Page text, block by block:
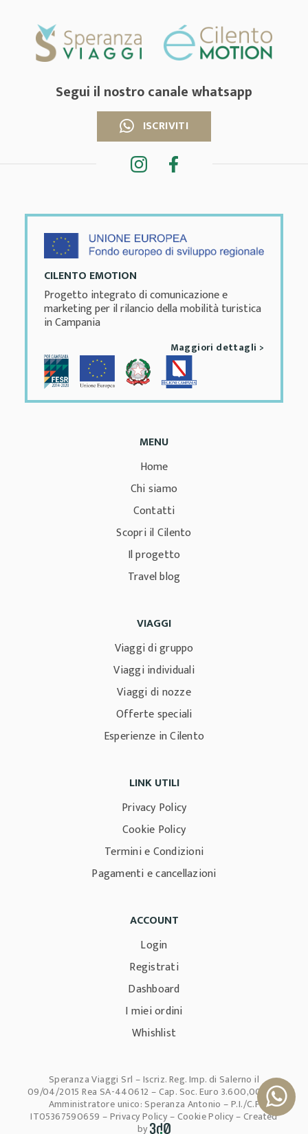
Segui il nostro canale whatsapp
ISCRIVITI
CILENTO EMOTION
Progetto integrato di comunicazione e
marketing per il rilancio della mobilità turistica
in Campania
Maggiori dettagli >
MENU
Home
Chi siamo
Contatti
Scopri il Cilento
Il progetto
Travel blog
VIAGGI
Viaggi di gruppo
Viaggi individuali
Viaggi di nozze
Offerte speciali
Esperienze in Cilento
LINK UTILI
Privacy Policy
Cookie Policy
Termini e Condizioni
Pagamenti e cancellazioni
ACCOUNT
Login
Registrati
Dashboard
I miei ordini
Whishlist
Speranza Viaggi Srl – Iscriz. Reg. Imp. di Salerno il
09/04/2015 Rea SA-440612 – Cap. Soc. Euro 3.600,00 i.v –
Amministratore unico: Speranza Antonio – P.I./C.F
IT05367590659 –Privacy Policy–Cookie Policy– Created
by